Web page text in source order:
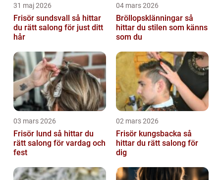
31 maj 2026
Frisör sundsvall så hittar
du rätt salong för just ditt
hår
04 mars 2026
Bröllopsklänningar så
hittar du stilen som känns
som du
03 mars 2026
Frisör lund så hittar du
rätt salong för vardag och
fest
02 mars 2026
Frisör kungsbacka så
hittar du rätt salong för
dig